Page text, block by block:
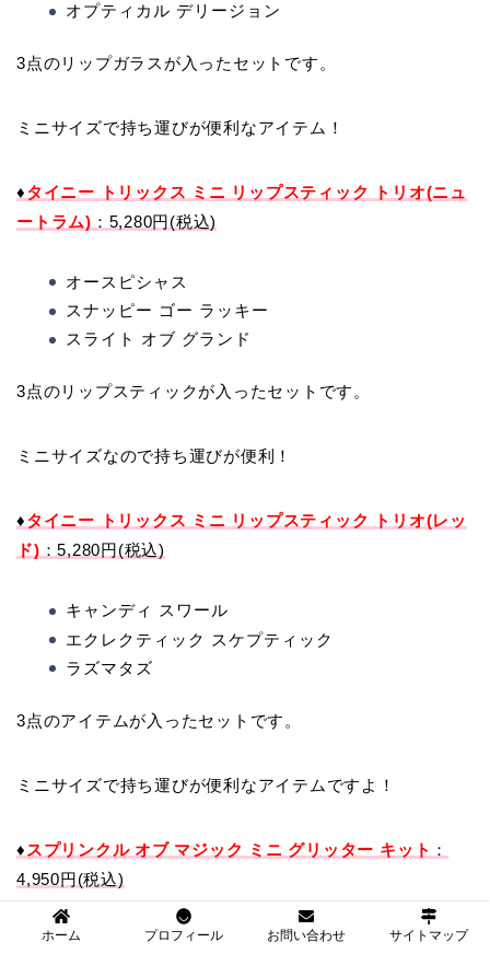
オプティカル デリージョン
3点のリップガラスが入ったセットです。
ミニサイズで持ち運びが便利なアイテム！
♦タイニー トリックス ミニ リップスティック トリオ(ニュ
ートラム) ：5,280円(税込)
オースピシャス
スナッピー ゴー ラッキー
スライト オブ グランド
3点のリップスティックが入ったセットです。
ミニサイズなので持ち運びが便利！
♦タイニー トリックス ミニ リップスティック トリオ(レッ
ド) ：5,280円(税込)
キャンディ スワール
エクレクティック スケプティック
ラズマタズ
3点のアイテムが入ったセットです。
ミニサイズで持ち運びが便利なアイテムですよ！
♦ スプリンクル オブ マジック ミニ グリッター キット ：
4,950円(税込)
リフレクツレッド
ホーム プロフィール お問い合わせ サイトマップ